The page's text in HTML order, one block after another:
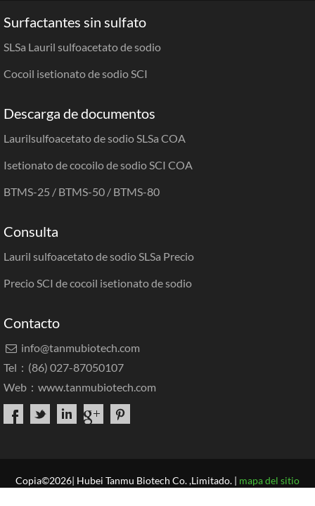
Surfactantes sin sulfato
SLSa Lauril sulfoacetato de sodio
Cocoil isetionato de sodio SCI
Descarga de documentos
Laurilsulfoacetato de sodio SLSa COA
Isetionato de cocoilo de sodio SCI COA
BTMS-25 / BTMS-50 / BTMS-80
Consulta
Lauril sulfoacetato de sodio SLSa Precio
Precio SCI de cocoil isetionato de sodio
Contacto
 info@tanmubiotech.com
Tel：(86) 027-87050107
Web： www.tanmubiotech.com
Copia©2026| Hubei Tanmu Biotech Co. ,Limitado. | mapa del sitio